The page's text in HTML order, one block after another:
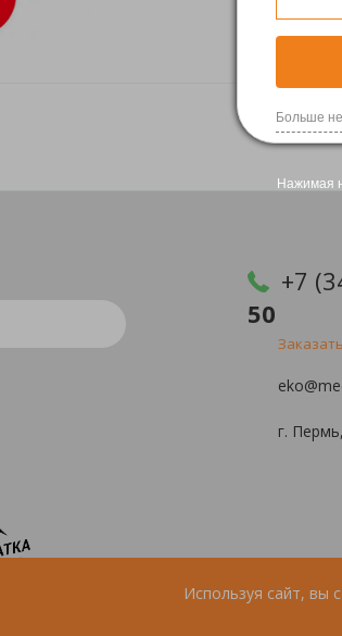
Больше
Нажимая
Используя сайт, вы
+7
50
г.